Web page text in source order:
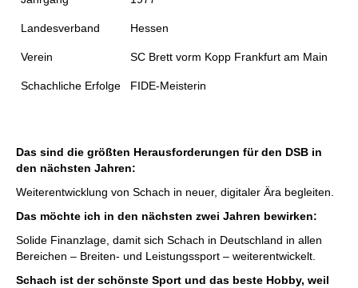
Landesverband Hessen
Verein SC Brett vorm Kopp Frankfurt am Main
Schachliche Erfolge FIDE-Meisterin
Das sind die größten Herausforderungen für den DSB in
den nächsten Jahren:
Weiterentwicklung von Schach in neuer, digitaler Ära begleiten.
Das möchte ich in den nächsten zwei Jahren bewirken:
Solide Finanzlage, damit sich Schach in Deutschland in allen
Bereichen – Breiten- und Leistungssport – weiterentwickelt.
Schach ist der schönste Sport und das beste Hobby, weil